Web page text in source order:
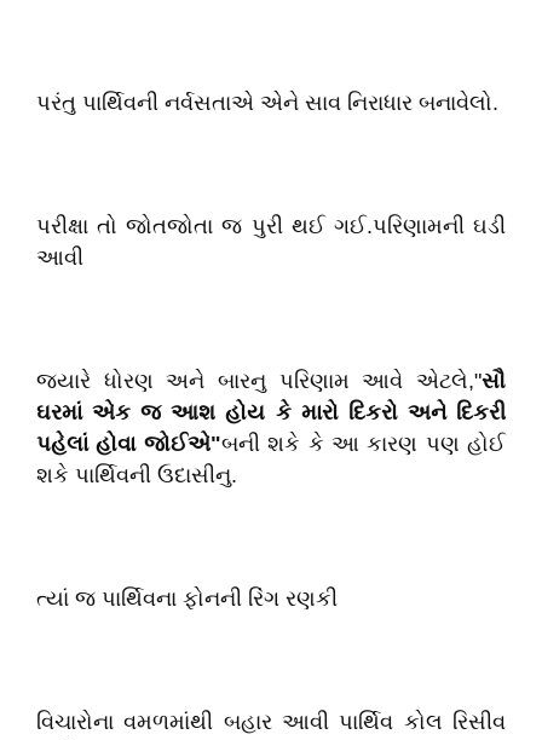
પરંતુ પાર્થિવની નર્વસતાએ એને સાવ નિરાધાર બનાવેલો.
પરીક્ષા તો જોતજોતા જ પુરી થઈ ગઈ.પરિણામની ઘડી
આવી
જ્યારે ધોરણ અને બારનુ પરિણામ આવે એટલે,"સૌ
ઘરમાં એક જ આશ હોય કે મારો દિકરો અને દિકરી
પહેલાં હોવા જોઈએ"બની શકે કે આ કારણ પણ હોઈ
શકે પાર્થિવની ઉદાસીનુ.
ત્યાં જ પાર્થિવના ફોનની રિંગ રણકી
વિચારોના વમળમાંથી બહાર આવી પાર્થિવ કોલ રિસીવ